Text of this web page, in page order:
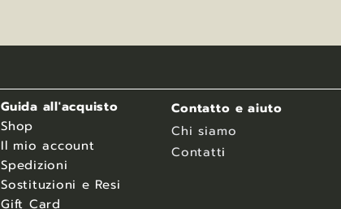
Guida all'acquisto
​Shop
Il mio account
Spedizioni
Sostituzioni e Resi
Gift Card
Contatto e aiuto
Chi siamo
Contatti